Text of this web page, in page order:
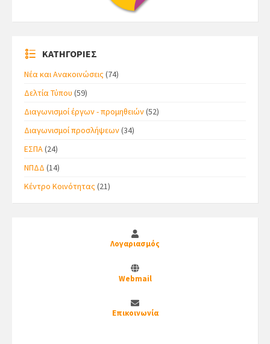
ΚΑΤΗΓΟΡΙΕΣ
Νέα και Ανακοινώσεις(74)
Δελτία Τύπου (59)
Διαγωνισμοί έργων - προμηθειών(52)
Διαγωνισμοί προσλήψεων(34)
ΕΣΠΑ(24)
ΝΠΔΔ (14)
Κέντρο Κοινότητας(21)
Λογαριασμός
Webmail
Επικοινωνία